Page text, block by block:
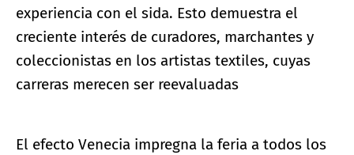
experiencia con el sida. Esto demuestra el
creciente interés de curadores, marchantes y
coleccionistas en los artistas textiles, cuyas
carreras merecen ser reevaluadas
El efecto Venecia impregna la feria a todos los